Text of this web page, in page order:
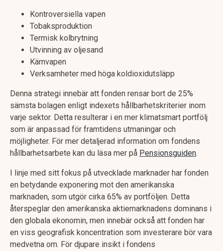
Kontroversiella vapen
Tobaksproduktion
Termisk kolbrytning
Utvinning av oljesand
Kärnvapen
Verksamheter med höga koldioxidutsläpp
Denna strategi innebär att fonden rensar bort de 25%
sämsta bolagen enligt indexets hållbarhetskriterier inom
varje sektor. Detta resulterar i en mer klimatsmart portfölj
som är anpassad för framtidens utmaningar och
möjligheter. För mer detaljerad information om fondens
hållbarhetsarbete kan du läsa mer på Pensionsguiden.
I linje med sitt fokus på utvecklade marknader har fonden
en betydande exponering mot den amerikanska
marknaden, som utgör cirka 65% av portföljen. Detta
återspeglar den amerikanska aktiemarknadens dominans i
den globala ekonomin, men innebär också att fonden har
en viss geografisk koncentration som investerare bör vara
medvetna om. För djupare insikt i fondens